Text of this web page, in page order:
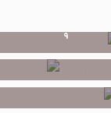
นอน สู่กา
นับหมื่น
เลือกได้เ
ภาพยนตร์
Dorfman